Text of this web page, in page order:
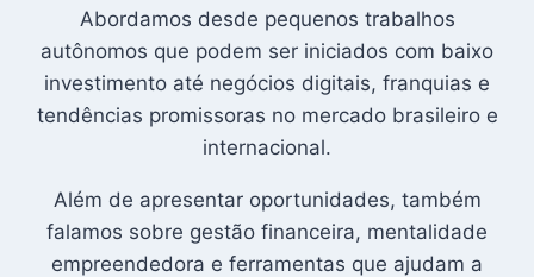
Abordamos desde pequenos trabalhos
autônomos que podem ser iniciados com baixo
investimento até negócios digitais, franquias e
tendências promissoras no mercado brasileiro e
internacional.
Além de apresentar oportunidades, também
falamos sobre gestão financeira, mentalidade
empreendedora e ferramentas que ajudam a